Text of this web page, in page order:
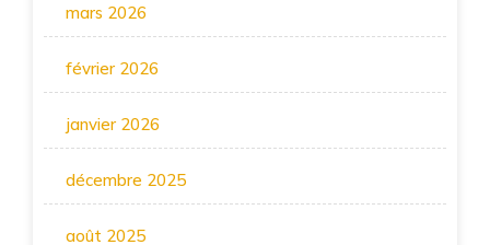
mars 2026
février 2026
janvier 2026
décembre 2025
août 2025